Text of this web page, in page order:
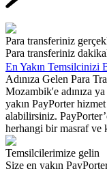
Para transferiniz
Para transferiniz
En Yakın Temsilcinizi
Adınıza Gelen Para
Mozambik'e adınıza
yakın PayPorter hizmet
alabilirsiniz.
herhangi bir masraf ve
Temsilcilerimize gelin
Size en yakın